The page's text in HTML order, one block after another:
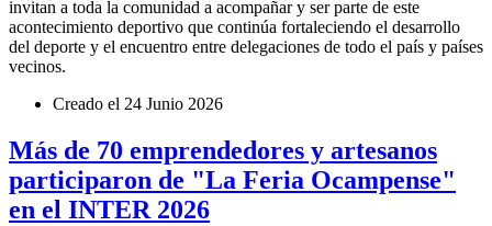
invitan a toda la comunidad a acompañar y ser parte de este
acontecimiento deportivo que continúa fortaleciendo el desarrollo
del deporte y el encuentro entre delegaciones de todo el país y países
vecinos.
Creado el 24 Junio 2026
Más de 70 emprendedores y artesanos
participaron de "La Feria Ocampense"
en el INTER 2026